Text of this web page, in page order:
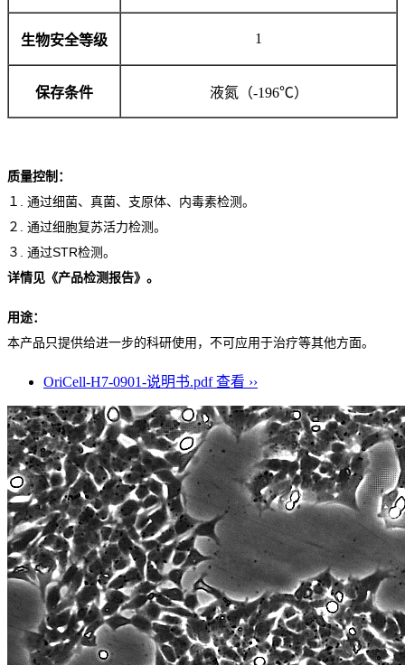
生物安全等级 1
保存条件 液氮（-196℃）
质量控制：
１. 通过细菌、真菌、支原体、内毒素检测。
２. 通过细胞复苏活力检测。
３. 通过STR检测。
详情见《产品检测报告》。
用途：
本产品只提供给进一步的科研使用，不可应用于治疗等其他方面。
OriCell-H7-0901-说明书.pdf查看 ››